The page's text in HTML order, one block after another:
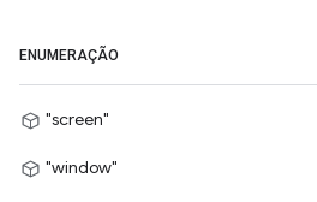
ENUMERAÇÃO
"screen"
"window"